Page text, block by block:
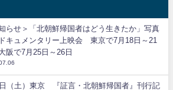
らせ＞「北朝鮮帰国者はどう生きたか」写真
キュメンタリー上映会 東京で7月18日～21
阪で7月25日～26日
（土）東京 『証言・北朝鮮帰国者』刊行記